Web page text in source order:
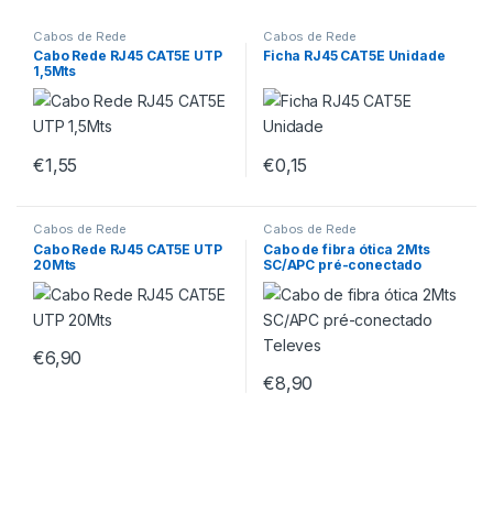
Cabos de Rede
Cabo Rede RJ45 CAT5E UTP
1,5Mts
€1,55
Cabos de Rede
Ficha RJ45 CAT5E Unidade
€0,15
Cabos de Rede
Cabo Rede RJ45 CAT5E UTP
20Mts
€6,90
Cabos de Rede
Cabo de fibra ótica 2Mts
SC/APC pré-conectado
Televes
€8,90